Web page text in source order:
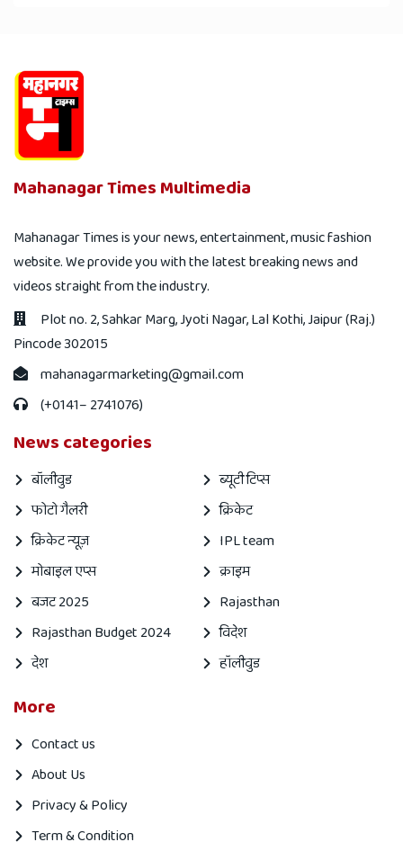
Mahanagar Times Multimedia
Mahanagar Times is your news, entertainment, music fashion
website. We provide you with the latest breaking news and
videos straight from the industry.
Plot no. 2, Sahkar Marg, Jyoti Nagar, Lal Kothi, Jaipur (Raj.)
Pincode 302015
mahanagarmarketing@gmail.com
(+0141– 2741076)
News categories
बॉलीवुड
ब्यूटी टिप्स
फोटो गैलरी
क्रिकेट
क्रिकेट न्यूज़
IPL team
मोबाइल एप्स
क्राइम
बजट 2025
Rajasthan
Rajasthan Budget 2024
विदेश
देश
हॉलीवुड
More
Contact us
About Us
Privacy & Policy
Term & Condition